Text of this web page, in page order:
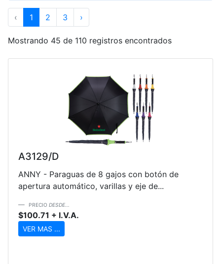
‹ 1 2 3 ›
Mostrando 45 de 110 registros encontrados
A3129/D
ANNY - Paraguas de 8 gajos con botón de
apertura automático, varillas y eje de...
PRECIO DESDE...
$100.71 + I.V.A.
VER MAS ...